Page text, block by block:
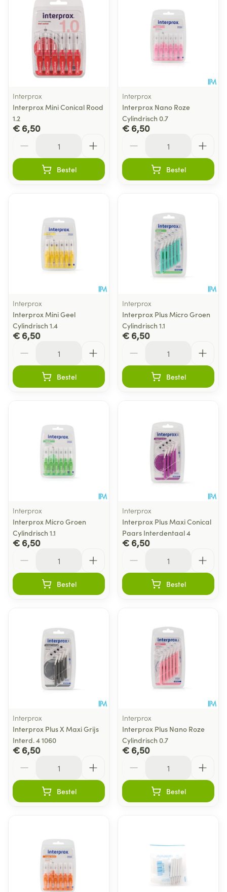
Interprox
Interprox Mini Conical Rood
1.2
€ 6,50
Bestel
Interprox
Interprox Nano Roze
Cylindrisch 0.7
€ 6,50
Bestel
Interprox
Interprox Mini Geel
Cylindrisch 1.4
€ 6,50
Bestel
Interprox
Interprox Plus Micro Groen
Cylindrisch 1.1
€ 6,50
Bestel
Interprox
Interprox Micro Groen
Cylindrisch 1.1
€ 6,50
Bestel
Interprox
Interprox Plus Maxi Conical
Paars Interdentaal 4
€ 6,50
Bestel
Interprox
Interprox Plus X Maxi Grijs
Interd. 4 1060
€ 6,50
Bestel
Interprox
Interprox Plus Nano Roze
Cylindrisch 0.7
€ 6,50
Bestel